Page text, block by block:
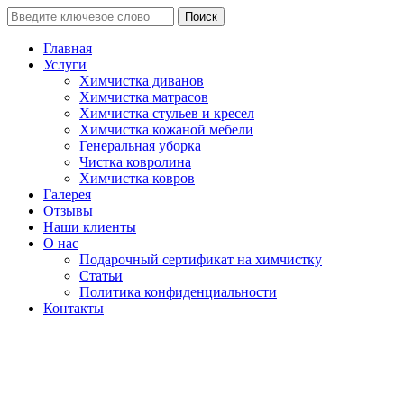
Поиск
Главная
Услуги
Химчистка диванов
Химчистка матрасов
Химчистка стульев и кресел
Химчистка кожаной мебели
Генеральная уборка
Чистка ковролина
Химчистка ковров
Галерея
Отзывы
Наши клиенты
О нас
Подарочный сертификат на химчистку
Статьи
Политика конфиденциальности
Контакты